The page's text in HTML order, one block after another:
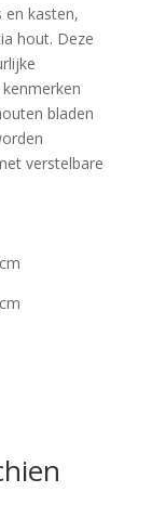
en kasten,
hout. Deze
bladen
verstelbare